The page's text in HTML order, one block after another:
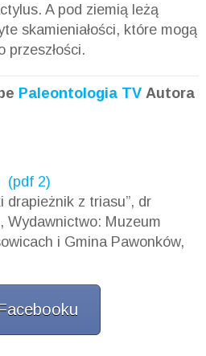
A pod ziemią leżą
skamieniałości, które mogą
przeszłości.
Paleontologia TVAutora
(pdf 2)
drapieżnik z triasu”, dr
Wydawnictwo: Muzeum
i Gmina Pawonków,